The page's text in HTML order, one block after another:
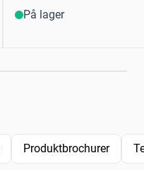
På lager
Produktbrochurer